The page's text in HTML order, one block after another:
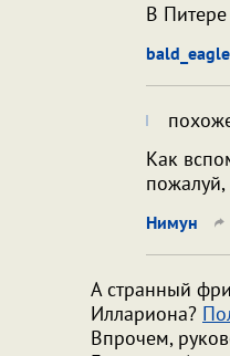
В Питере
bald_eagle
Как
пожалуй,
Нимун
А странный
Иллариона?
Впрочем,